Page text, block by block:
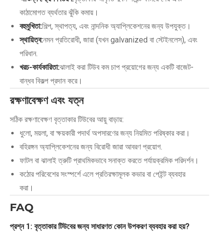
কাঠামোগত ব্যর্থতার ঝুঁকি কমায়।
বহুমুখিতা:শিল্প, স্থাপত্য, এবং নান্দনিক অ্যাপ্লিকেশনের জন্য উপযুক্ত।
স্থায়িত্ব:নমন প্রতিরোধী, জারা (যখন galvanized বা স্টেইনলেস), এবং
পরিধান.
খরচ-কার্যকারিতা:ঝালাই করা টিউব কম চাপ প্রয়োগের জন্য একটি বাজেট-
বান্ধব বিকল্প প্রদান করে।
রক্ষণাবেক্ষণ এবং যত্ন
সঠিক রক্ষণাবেক্ষণ বৃত্তাকার টিউবের আয়ু বাড়ায়:
ধুলো, ময়লা, বা ক্ষয়কারী পদার্থ অপসারণের জন্য নিয়মিত পরিষ্কার করা।
বহিরঙ্গন অ্যাপ্লিকেশনের জন্য বিরোধী জারা আবরণ প্রয়োগ.
ফাটল বা ঝালাই ত্রুটি প্রাথমিকভাবে সনাক্ত করতে পর্যায়ক্রমিক পরিদর্শন।
কঠোর পরিবেশের সংস্পর্শে এলে প্রতিরক্ষামূলক কভার বা পেইন্ট ব্যবহার
করা।
FAQ
প্রশ্ন 1: বৃত্তাকার টিউবের জন্য সাধারণত কোন উপকরণ ব্যবহার করা হয়?